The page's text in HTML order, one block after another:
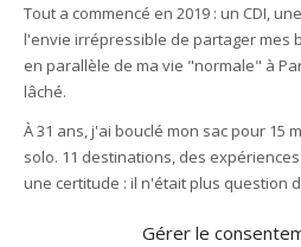
Gérer le
Tout a commencé en 2019 : un CDI,
l'envie irrépressible de partager mes
en parallèle de ma vie "normale" à
lâché.
À 31 ans, j'ai bouclé mon sac pour 15
solo. 11 destinations, des
une certitude : il n'était plus question